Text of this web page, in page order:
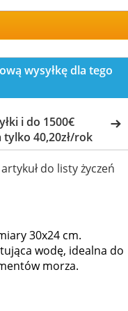
wysyłkę dla tego
i do 1500€
tylko 40,20zł/rok
do listy życzeń
30x24 cm.
wodę, idealna do
morza.